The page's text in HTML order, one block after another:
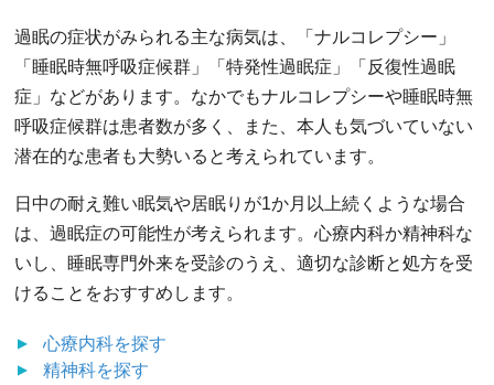
過眠の症状がみられる主な病気は、「ナルコレプシー」
「睡眠時無呼吸症候群」「特発性過眠症」「反復性過眠
症」などがあります。なかでもナルコレプシーや睡眠時無
呼吸症候群は患者数が多く、また、本人も気づいていない
潜在的な患者も大勢いると考えられています。
日中の耐え難い眠気や居眠りが1か月以上続くような場合
は、過眠症の可能性が考えられます。心療内科か精神科な
いし、睡眠専門外来を受診のうえ、適切な診断と処方を受
けることをおすすめします。
心療内科を探す
精神科を探す